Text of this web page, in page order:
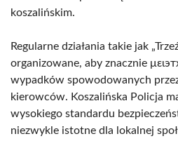
koszalińskim.
Regularne działania takie jak
organizowane, aby znacznie
wypadków spowodowanych
kierowców. Koszalińska Policja
wysokiego standardu
niezwykle istotne dla lokalnej